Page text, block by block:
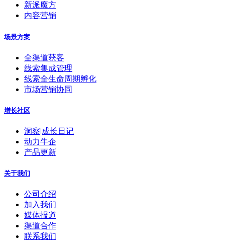
新派魔方
内容营销
场景方案
全渠道获客
线索集成管理
线索全生命周期孵化
市场营销协同
增长社区
洞察|成长日记
动力牛企
产品更新
关于我们
公司介绍
加入我们
媒体报道
渠道合作
联系我们